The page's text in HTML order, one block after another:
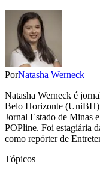
PorNatasha Werneck
Natasha Werneck é
Belo Horizonte
Jornal Estado de Minas
POPline. Foi estagiária
como repórter de
Tópicos